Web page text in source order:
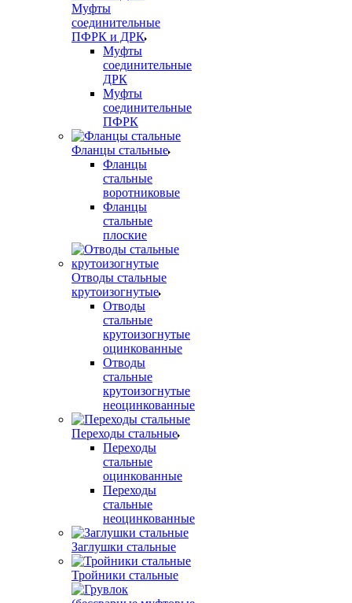
Муфты
соединительные
ПФРК и ДРК
Муфты
соединительные
ДРК
Муфты
соединительные
ПФРК
Фланцы стальные
Фланцы
стальные
воротниковые
Фланцы
стальные
плоские
Отводы стальные
крутоизогнутые
Отводы
стальные
крутоизогнутые
оцинкованные
Отводы
стальные
крутоизогнутые
неоцинкованные
Переходы стальные
Переходы
стальные
оцинкованные
Переходы
стальные
неоцинкованные
Заглушки стальные
Тройники стальные